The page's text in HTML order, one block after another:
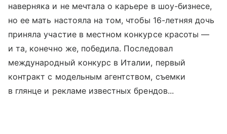
наверняка и не мечтала о карьере в шоу-бизнесе,
но ее мать настояла на том, чтобы 16-летняя дочь
приняла участие в местном конкурсе красоты —
и та, конечно же, победила. Последовал
международный конкурс в Италии, первый
контракт с модельным агентством, съемки
в глянце и рекламе известных брендов...